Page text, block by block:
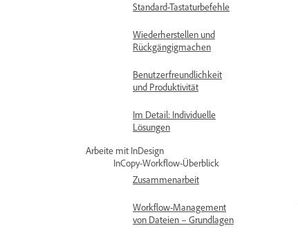
Standard-Tastaturbefehle
Wiederherstellen und
Rückgängigmachen
Benutzerfreundlichkeit
und Produktivität
Im Detail: Individuelle
Lösungen
Arbeite mit InDesign
InCopy-Workflow-Überblick
Zusammenarbeit
Workflow-Management
von Dateien – Grundlagen